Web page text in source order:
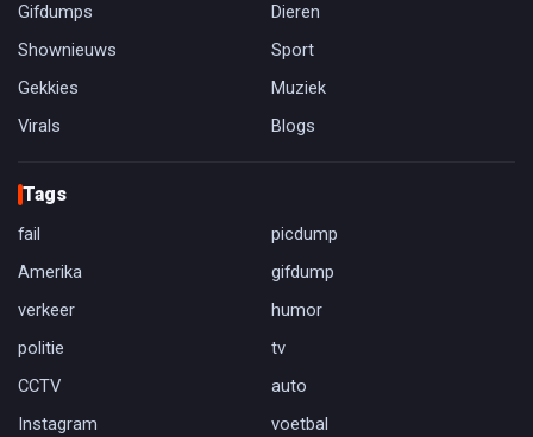
Gifdumps
Dieren
Shownieuws
Sport
Gekkies
Muziek
Virals
Blogs
Tags
fail
picdump
Amerika
gifdump
verkeer
humor
politie
tv
CCTV
auto
Instagram
voetbal